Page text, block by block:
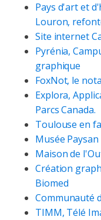
Pays d'art et
Louron,
Site internet
Pyrénia,
graphique
FoxNot, le
Explora,
Parcs Canada.
Toulouse en
Musée
Maison de
Création
Biomed
Communauté
TIMM, Télé